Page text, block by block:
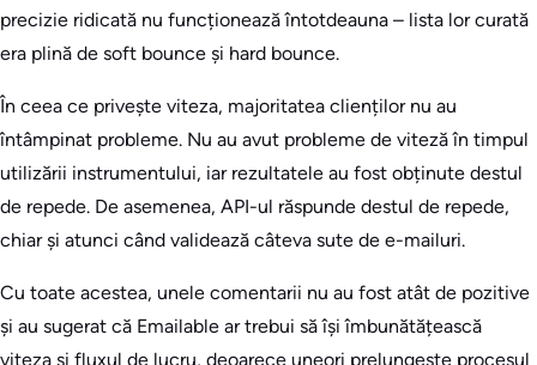
precizie ridicată nu funcționează întotdeauna – lista lor curată
era plină de soft bounce și hard bounce.
În ceea ce privește viteza, majoritatea clienților nu au
întâmpinat probleme. Nu au avut probleme de viteză în timpul
utilizării instrumentului, iar rezultatele au fost obținute destul
de repede. De asemenea, API-ul răspunde destul de repede,
chiar și atunci când validează câteva sute de e-mailuri.
Cu toate acestea, unele comentarii nu au fost atât de pozitive
și au sugerat că Emailable ar trebui să își îmbunătățească
viteza și fluxul de lucru, deoarece uneori prelungește procesul